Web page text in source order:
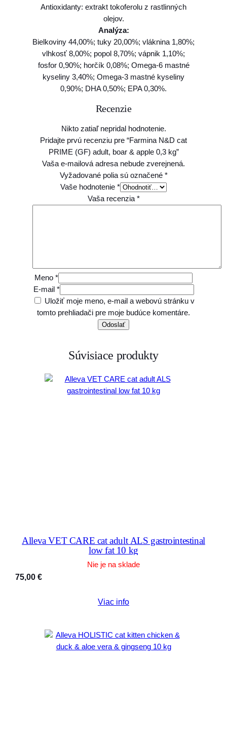
Antioxidanty: extrakt tokoferolu z rastlinných
olejov.
Analýza:
Bielkoviny 44,00%; tuky 20,00%; vláknina 1,80%;
vlhkosť 8,00%; popol 8,70%; vápnik 1,10%;
fosfor 0,90%; horčík 0,08%; Omega-6 mastné
kyseliny 3,40%; Omega-3 mastné kyseliny
0,90%; DHA 0,50%; EPA 0,30%.
Recenzie
Nikto zatiaľ nepridal hodnotenie.
Pridajte prvú recenziu pre “Farmina N&D cat
PRIME (GF) adult, boar & apple 0,3 kg”
Vaša e-mailová adresa nebude zverejnená.
Vyžadované polia sú označené *
Vaše hodnotenie *
Vaša recenzia *
Meno *
E-mail *
Uložiť moje meno, e-mail a webovú stránku v
tomto prehliadači pre moje budúce komentáre.
Súvisiace produkty
Alleva VET CARE cat adult ALS gastrointestinal
low fat 10 kg
Nie je na sklade
75,00 €
Viac info